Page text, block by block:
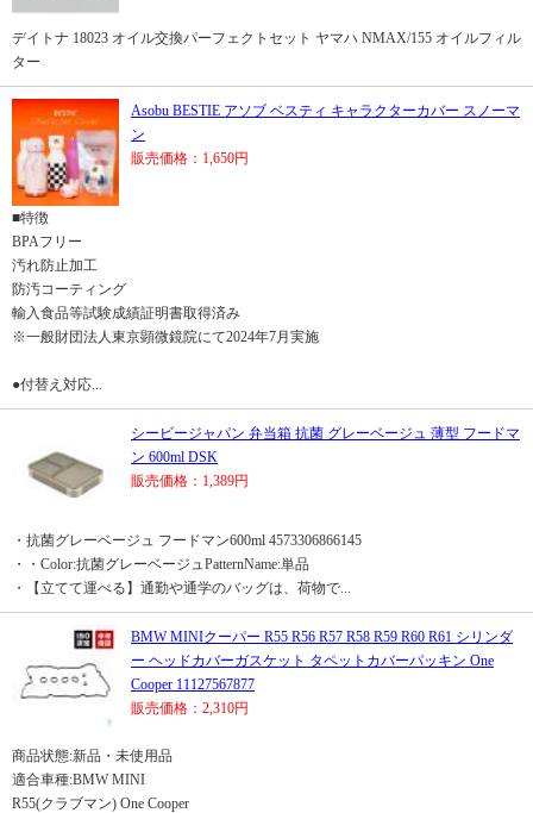
デイトナ 18023 オイル交換パーフェクトセット ヤマハ NMAX/155 オイルフィル
ター
Asobu BESTIE アソブ ベスティ キャラクターカバー スノーマ
ン
販売価格：1,650円
■特徴
BPAフリー
汚れ防止加工
防汚コーティング
輸入食品等試験成績証明書取得済み
※一般財団法人東京顕微鏡院にて2024年7月実施
●付替え対応...
シービージャパン 弁当箱 抗菌 グレーベージュ 薄型 フードマ
ン 600ml DSK
販売価格：1,389円
・抗菌グレーベージュ フードマン600ml 4573306866145
・・Color:抗菌グレーベージュPatternName:単品
・【立てて運べる】通勤や通学のバッグは、荷物で...
BMW MINIクーパー R55 R56 R57 R58 R59 R60 R61 シリンダ
ー ヘッドカバーガスケット タペットカバーパッキン One
Cooper 11127567877
販売価格：2,310円
商品状態:新品・未使用品
適合車種:BMW MINI
R55(クラブマン) One Cooper